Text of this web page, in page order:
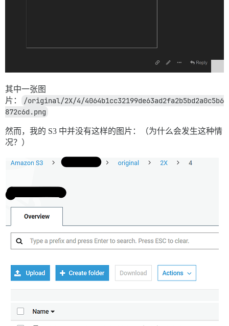
其中一张图
片：
/original/2X/4/4064b1cc32199de63ad2fa2b5bd2a0c5b6
872c6d.png
然而，我的 S3 中并没有这样的图片：（为什么会发生这种情
况？）